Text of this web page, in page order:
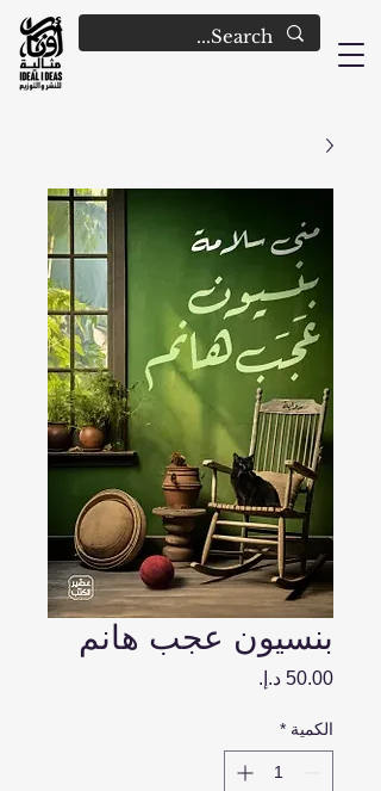
بنسيون عجب هانم
الكمية *